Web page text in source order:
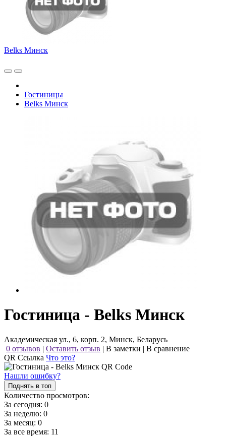
Belks Минск
Гостиницы
Belks Минск
Гостиница - Belks Минск
Академическая ул., 6, корп. 2, Минск, Беларусь
0 отзывов | Оставить отзыв | В заметки | В сравнение
QR Ссылка Что это?
Нашли ошибку?
Поднять в топ
Количество просмотров:
За сегодня: 0
За неделю: 0
За месяц: 0
За все время: 11